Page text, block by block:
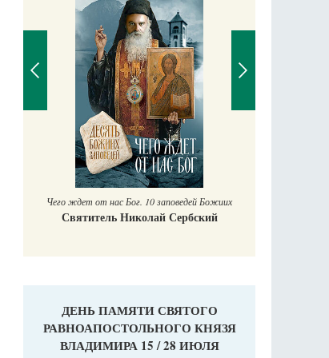
Чего ждет от нас Бог. 10 заповедей Божиих
Святитель Николай Сербский
ДЕНЬ ПАМЯТИ СВЯТОГО
РАВНОАПОСТОЛЬНОГО КНЯЗЯ
ВЛАДИМИРА 15 / 28 ИЮЛЯ